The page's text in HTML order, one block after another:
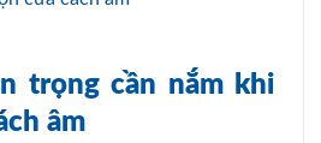
trọng cần nắm khi
âm